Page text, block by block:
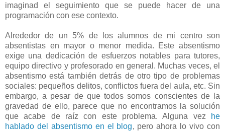
imaginad el seguimiento que se puede hacer de una
programación con ese contexto.
Alrededor de un 5% de los alumnos de mi centro son
absentistas en mayor o menor medida. Este absentismo
exige una dedicación de esfuerzos notables para tutores,
equipo directivo y profesorado en general. Muchas veces, el
absentismo está también detrás de otro tipo de problemas
sociales: pequeños delitos, conflictos fuera del aula, etc. Sin
embargo, a pesar de que todos somos conscientes de la
gravedad de ello, parece que no encontramos la solución
que acabe de raíz con este problema. Alguna vez
he
hablado del absentismo en el blog, pero ahora lo vivo con